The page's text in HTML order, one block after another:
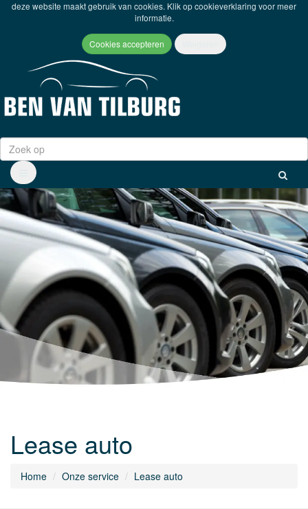
deze website maakt gebruik van cookies. Klik opcookieverklaring voor meer
informatie.
Lease auto
Home Onze service Lease auto